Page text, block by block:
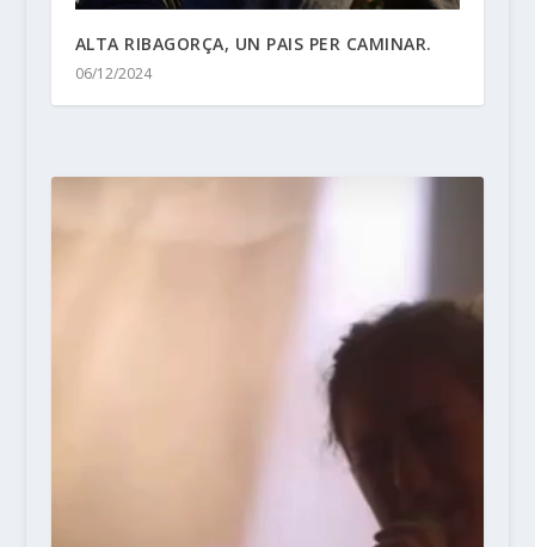
ALTA RIBAGORÇA, UN PAIS PER CAMINAR.
06/12/2024